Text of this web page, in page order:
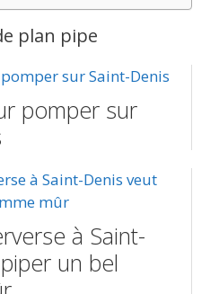
plan pipe
pomper sur
à Saint-
un bel